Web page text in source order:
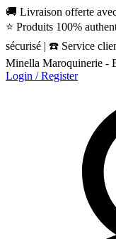
🚚 Livraison offerte
⭐ Produits 100%
sécurisé | ☎️ Service
Minella Maroquinerie -
Login / Register